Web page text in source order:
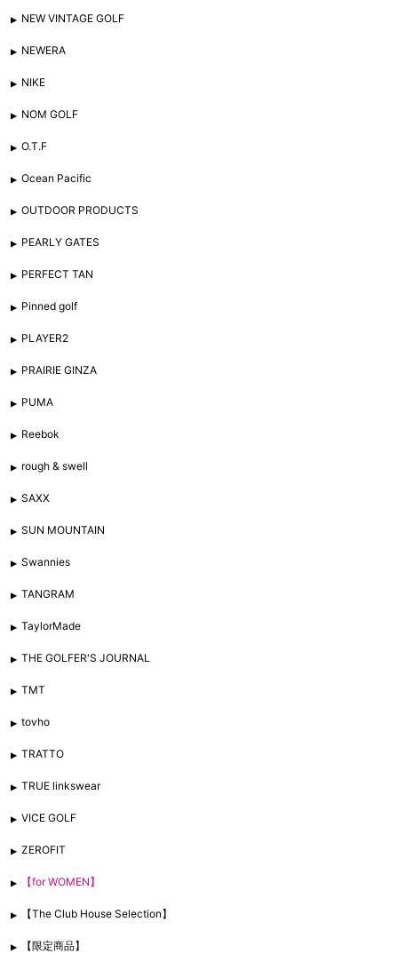
NEW VINTAGE GOLF
NEWERA
NIKE
NOM GOLF
O.T.F
Ocean Pacific
OUTDOOR PRODUCTS
PEARLY GATES
PERFECT TAN
Pinned golf
PLAYER2
PRAIRIE GINZA
PUMA
Reebok
rough & swell
SAXX
SUN MOUNTAIN
Swannies
TANGRAM
TaylorMade
THE GOLFER'S JOURNAL
TMT
tovho
TRATTO
TRUE linkswear
VICE GOLF
ZEROFIT
【for WOMEN】
【The Club House Selection】
【限定商品】